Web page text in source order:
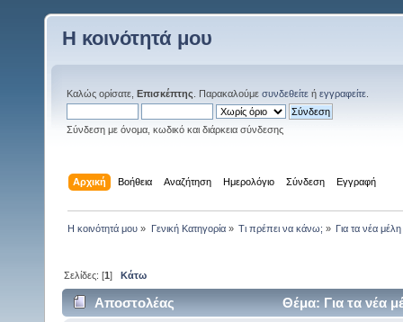
Η κοινότητά μου
Καλώς ορίσατε, Επισκέπτης . Παρακαλούμε συνδεθείτε ή εγγραφείτε
Σύνδεση με όνομα, κωδικό και διάρκεια σύνδεσης
Αρχική Βοήθεια Αναζήτηση Ημερολόγιο Σύνδεση Εγγραφή
Η κοινότητά μου » Γενική Κατηγορία» Τι πρέπει να κάνω; » Για τα νέα
Σελίδες: [1]Κάτω
Αποστολέας
Θέμα: Για τα νέα